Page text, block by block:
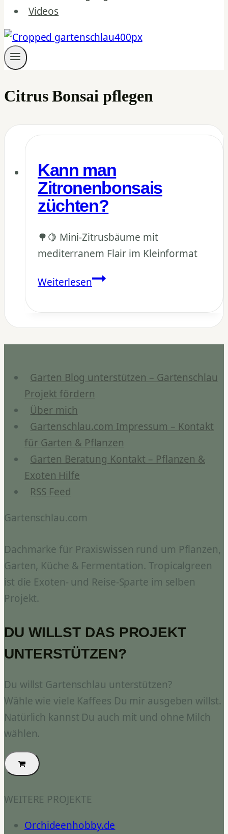
Videos
Citrus Bonsai pflegen
Kann man
Zitronenbonsais
züchten?
🌳🍋 Mini-Zitrusbäume mit
mediterranem Flair im Kleinformat
WeiterlesenKann
Zitronenbonsais
züchten?
Garten Blog unterstützen – Gartenschlau
Projekt fördern
Über mich
Gartenschlau.com Impressum – Kontakt
für Garten & Pflanzen
Garten Beratung Kontakt – Pflanzen &
Exoten Hilfe
RSS Feed
Gartenschlau.com
Dachmarke für Praxiswissen rund um Pflanzen,
Garten, Küche & Fermentation. Tropicalgreen
ist die Exoten- und Reise-Sparte im selben
Projekt.
DU WILLST DAS PROJEKT
UNTERSTÜTZEN?
Du willst Gartenschlau unterstützen?
Wähle wie viele Kaffees Du mir ausgeben willst.
Natürlich kannst Du auch mit und ohne Milch
wählen.
WEITERE PROJEKTE
Orchideenhobby.de